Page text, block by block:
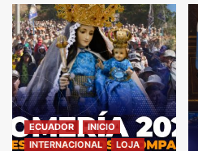
ECUADOR
INICIO
INTERNACIONAL
LOJA